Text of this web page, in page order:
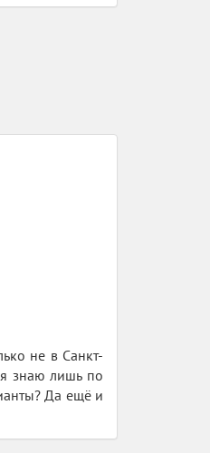
не в Санкт-
знаю лишь по
Да ещё и